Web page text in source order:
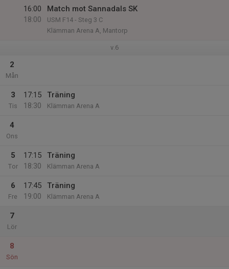
16:00
18:00
Match mot Sannadals SK
USM F14 - Steg 3 C
Klämman Arena A, Mantorp
v.6
2
Mån
3
Tis
17:15
18:30
Träning
Klämman Arena A
4
Ons
5
Tor
17:15
18:30
Träning
Klämman Arena A
6
Fre
17:45
19:00
Träning
Klämman Arena A
7
Lör
8
Sön